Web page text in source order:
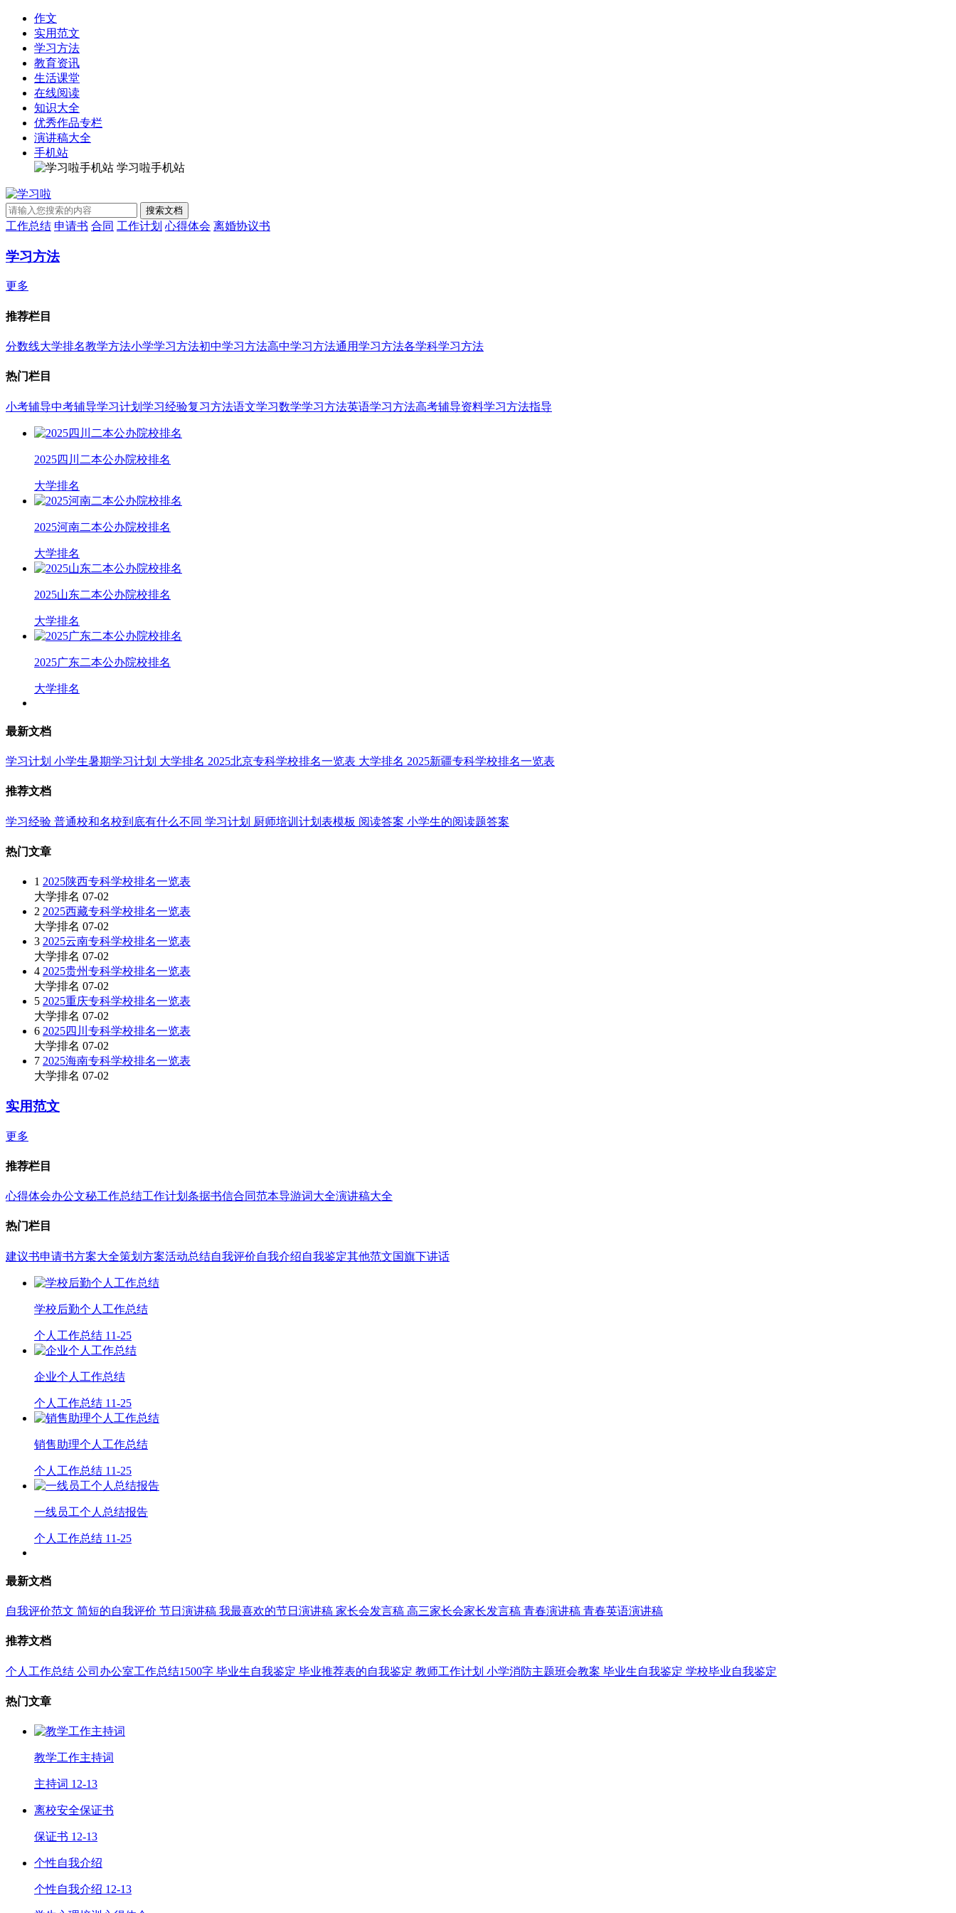
作文
实用范文
学习方法
教育资讯
生活课堂
在线阅读
知识大全
优秀作品专栏
演讲稿大全
手机站
学习啦手机站
工作总结 申请书 合同 工作计划 心得体会 离婚协议书
学习方法
更多
推荐栏目
分数线大学排名教学方法小学学习方法初中学习方法高中学习方法通用学习方法各学科学习方法
热门栏目
小考辅导中考辅导学习计划 学习经验复习方法语文学习数学学习方法英语学习方法高考辅导资料学习方法指导
2025四川二本公办院校排名
大学排名
2025河南二本公办院校排名
大学排名
2025山东二本公办院校排名
大学排名
2025广东二本公办院校排名
大学排名
最新文档
学习计划 小学生暑期学习计划 大学排名 2025北京专科学校排名一览表 大学排名 2025新疆专科学校排名一览表
推荐文档
学习经验 普通校和名校到底有什么不同 学习计划 厨师培训计划表模板 阅读答案 小学生的阅读题答案
热门文章
1 2025陕西专科学校排名一览表
大学排名 07-02
2 2025西藏专科学校排名一览表
大学排名 07-02
3 2025云南专科学校排名一览表
大学排名 07-02
4 2025贵州专科学校排名一览表
大学排名 07-02
5 2025重庆专科学校排名一览表
大学排名 07-02
6 2025四川专科学校排名一览表
大学排名 07-02
7 2025海南专科学校排名一览表
大学排名 07-02
实用范文
更多
推荐栏目
心得体会办公文秘工作总结工作计划 条据书信合同范本导游词大全演讲稿大全
热门栏目
建议书申请书方案大全策划方案活动总结自我评价自我介绍自我鉴定其他范文国旗下讲话
学校后勤个人工作总结
个人工作总结 11-25
企业个人工作总结
个人工作总结 11-25
销售助理个人工作总结
个人工作总结 11-25
一线员工个人总结报告
个人工作总结 11-25
最新文档
自我评价范文 简短的自我评价 节日演讲稿 我最喜欢的节日演讲稿 家长会发言稿 高三家长会家长发言稿 青春演讲稿 青春英语演讲稿
推荐文档
个人工作总结 公司办公室工作总结1500字 毕业生自我鉴定 毕业推荐表的自我鉴定 教师工作计划 小学消防主题班会教案 毕业生自我鉴定 学校毕业自我鉴定
热门文章
教学工作主持词
主持词 12-13
离校安全保证书
保证书 12-13
个性自我介绍
个性自我介绍 12-13